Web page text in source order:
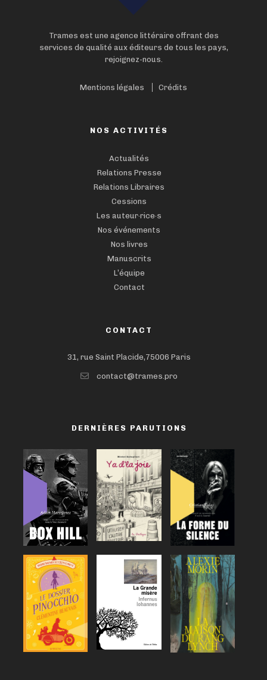
Trames est une agence littéraire offrant des
services de qualité aux éditeurs de tous les pays,
rejoignez-nous.
Mentions légales Crédits
NOS ACTIVITÉS
Actualités
Relations Presse
Relations Libraires
Cessions
Les auteur·rice·s
Nos événements
Nos livres
Manuscrits
L’équipe
Contact
CONTACT
31, rue Saint Placide,75006 Paris
contact@trames.pro
DERNIÈRES PARUTIONS